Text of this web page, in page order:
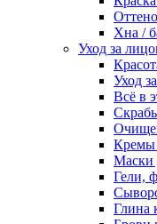
Хна /
Уход за
Уход
Всё в
Кремы
Маски
Гели,
Глина